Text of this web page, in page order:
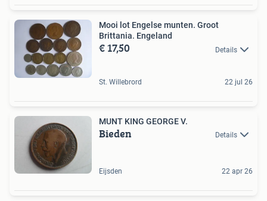
Mooi lot Engelse munten. Groot
Brittania. Engeland
€ 17,50 Details
St. Willebrord 22 jul 26
MUNT KING GEORGE V.
Bieden Details
Eijsden 22 apr 26